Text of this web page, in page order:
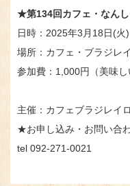
★第134回カフェ・なんし
日時：2025年3月18日(
場所：カフェ・ブラジレ
参加費：1,000円（美味し
主催：カフェブラジレイ
★お申し込み・お問い合
tel 092-271-0021